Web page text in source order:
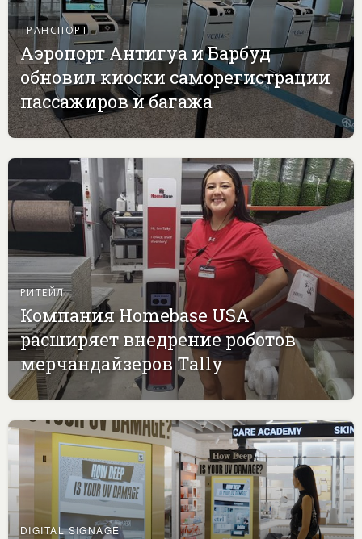
ТРАНСПОРТ
Аэропорт Антигуа и Барбуд
обновил киоски саморегистрации
пассажиров и багажа
РИТЕЙЛ
Компания Homebase USA
расширяет внедрение роботов
мерчандайзеров Tally
DIGITAL SIGNAGE